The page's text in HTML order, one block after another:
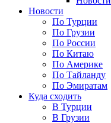
Новости
По Турции
По Грузии
По России
По Китаю
По Америке
По Тайланду
По Эмиратам
Куда сходить
В Турции
В Грузии